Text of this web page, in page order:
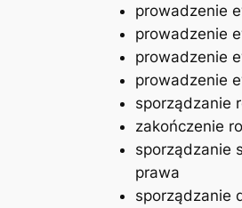
prowadzenie
prowadzenie
prowadzenie
prowadzenie
sporządzanie
zakończenie
sporządzanie
prawa
sporządzanie